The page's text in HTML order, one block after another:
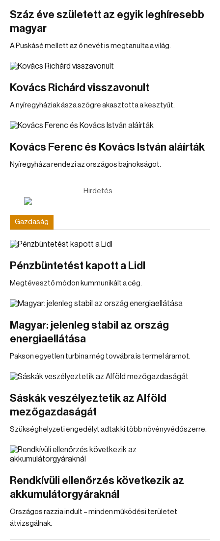
Száz éve született az egyik leghíresebb
magyar
A Puskásé mellett az ő nevét is megtanulta a világ.
Kovács Richárd visszavonult
A nyíregyháziak ásza szögre akasztotta a kesztyűt.
Kovács Ferenc és Kovács István aláírták
Nyíregyháza rendezi az országos bajnokságot.
Hirdetés
Gazdaság
Pénzbüntetést kapott a Lidl
Megtévesztő módon kummunikált a cég.
Magyar: jelenleg stabil az ország
energiaellátása
Pakson egyetlen turbina még tovvábra is termel áramot.
Sáskák veszélyeztetik az Alföld
mezőgazdaságát
Szükséghelyzeti engedélyt adtak ki több növényvédőszerre.
Rendkívüli ellenőrzés következik az
akkumulátorgyáraknál
Országos razzia indult – minden működési területet
átvizsgálnak.